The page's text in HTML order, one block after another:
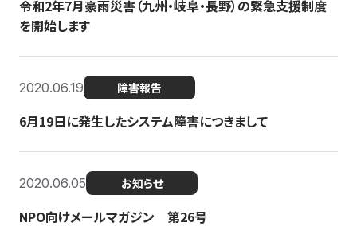
令和2年7月豪雨災害（九州・岐阜・長野）の緊急支援制度
を開始します
2020.06.19 障害報告
6月19日に発生したシステム障害につきまして
2020.06.05 お知らせ
NPO向けメールマガジン 第26号